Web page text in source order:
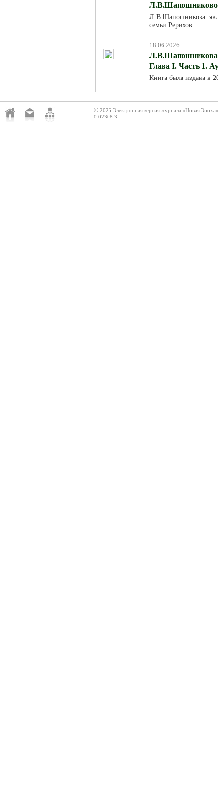
Л.В.Шапошникова
семьи Рерихов.
18.06.2026
Л.В.Шапошникова.
Глава I. Часть 1.
Книга была издана в
© 2026 Электронная версия журнала «Новая Эпоха»
0.02308 3